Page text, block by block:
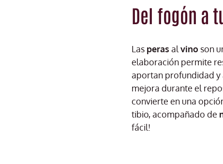
Del fogón a
Las peras al vino son
elaboración permite
aportan profundidad y
mejora durante el
convierte en una
tibio, acompañado de
fácil!